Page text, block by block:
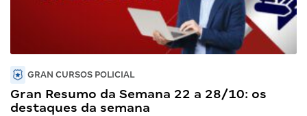
GRAN CURSOS POLICIAL
Gran Resumo da Semana 22 a 28/10: os
destaques da semana